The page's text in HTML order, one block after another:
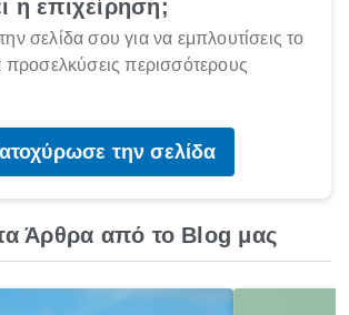
η επιχείρηση;
σελίδα σου για να εμπλουτίσεις το
προσελκύσεις περισσότερους
την σελίδα
Άρθρα από το Blog μας